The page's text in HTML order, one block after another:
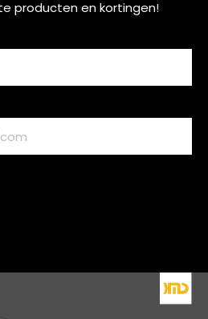
producten en kortingen!